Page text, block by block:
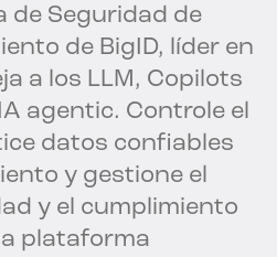
de Seguridad de
de BigID, líder en
a los LLM, Copilots
agentic. Controle el
datos confiables
y gestione el
y el cumplimiento
plataforma